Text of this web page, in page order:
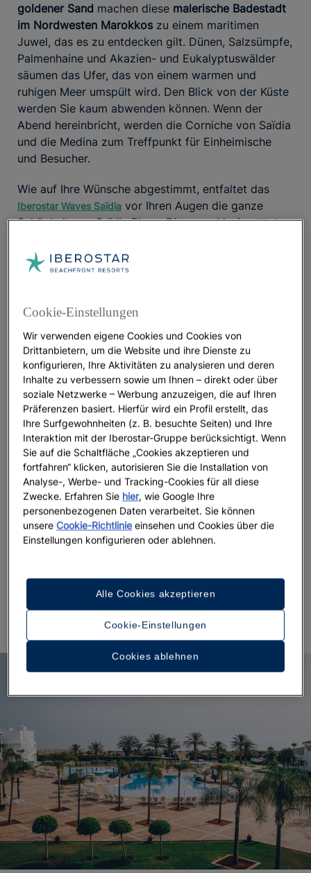
goldener Sand machen diese malerische Badestadt
im Nordwesten Marokkos zu einem maritimen
Juwel, das es zu entdecken gilt. Dünen, Salzsümpfe,
Palmenhaine und Akazien- und Eukalyptuswälder
säumen das Ufer, das von einem warmen und
ruhigen Meer umspült wird. Den Blick von der Küste
werden Sie kaum abwenden können. Wenn der
Abend hereinbricht, werden die Corniche von Saïdia
und die Medina zum Treffpunkt für Einheimische
und Besucher.
Wie auf Ihre Wünsche abgestimmt, entfaltet das
Iberostar Waves Saïdia vor Ihren Augen die ganze
Schönheit von Saïdia Playa. Dieses exklusiveFünf-
darauf ausgerichtet, Sie mit der Energie des
Wassers und der Erde in Verbindung zu bringen, den
und Bars, Pools und einem Wellnessprogramm, das
Spa mit Hammam
umfasst, wird IhrAll Inclusive Urlaub in Saïdiamit neuen
Farben und Aromen erfüllt sein. Sie werden eine
faszinierende Kultur entdecken und sich selbst in
der Natur wiederfinden. Auch die Jüngsten kommen
voll auf ihre Kosten: DasStar Campist ein wahres
Geschenk für sie. Doch das ist noch nicht alles.
DasIberostar Waves Saïdiaüberzeugt dabei durch
seine Vielseitigkeit und ist eines derbesten
Familienhotels in Saïdia , das mit seiner aufmerksamen
Betreuung der Jüngsten zugleich ein perfekter
Rückzugsort für Paare ist. Sein Design ermöglicht
es, exklusive Bereiche voller Eleganz und Ruhe zu
Platzangebot und eine privilegierte Lage direkt am
Cookie-Einstellungen
Wir verwenden eigene Cookies und Cookies von
Drittanbietern, um die Website und ihre Dienste zu
konfigurieren, Ihre Aktivitäten zu analysieren und deren
Inhalte zu verbessern sowie um Ihnen – direkt oder über
soziale Netzwerke – Werbung anzuzeigen, die auf Ihren
Präferenzen basiert. Hierfür wird ein Profil erstellt, das
Ihre Surfgewohnheiten (z. B. besuchte Seiten) und Ihre
Interaktion mit der Iberostar-Gruppe berücksichtigt. Wenn
Sie auf die Schaltfläche „Cookies akzeptieren und
fortfahren“ klicken, autorisieren Sie die Installation von
Analyse-, Werbe- und Tracking-Cookies für all diese
Zwecke. Erfahren Sie hier, wie Google Ihre
personenbezogenen Daten verarbeitet. Sie können
unsereCookie-Richtlinie einsehen und Cookies über die
Einstellungen konfigurieren oder ablehnen.
Cookie-Einstellungen
Cookies ablehnen
Alle Cookies akzeptieren